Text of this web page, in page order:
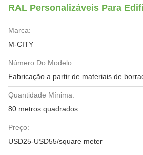
RAL Personalizáveis Para
Marca:
M-CITY
Número Do Modelo:
Fabricação a partir de materiais de
Quantidade Mínima:
80 metros quadrados
Preço:
USD25-USD55/square meter